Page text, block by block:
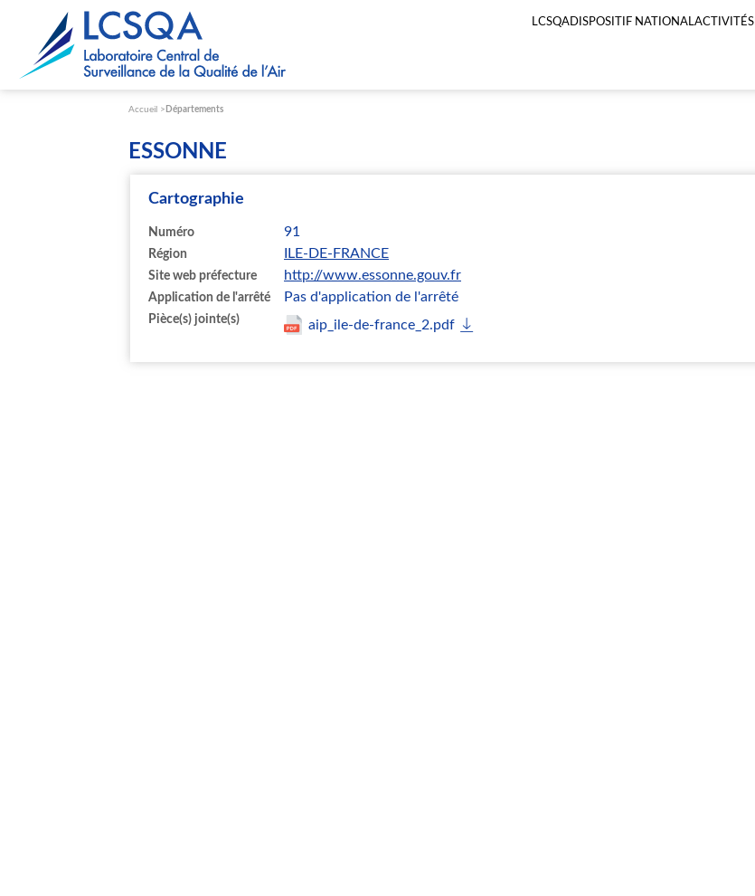
LCSQADISPOSITIF NATIONALACTIVITÉS
Accueil Départements
ESSONNE
Cartographie
Numéro 91
Région ILE-DE-FRANCE
Site web préfecture http://www.essonne.gouv.fr
Application de l'arrêté Pas d'application de l'arrêté
Pièce(s) jointe(s) aip_ile-de-france_2.pdf
Paramétrer les cookies